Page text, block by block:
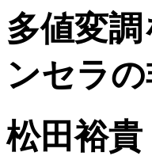
多値変
ンセラ
松田裕貴